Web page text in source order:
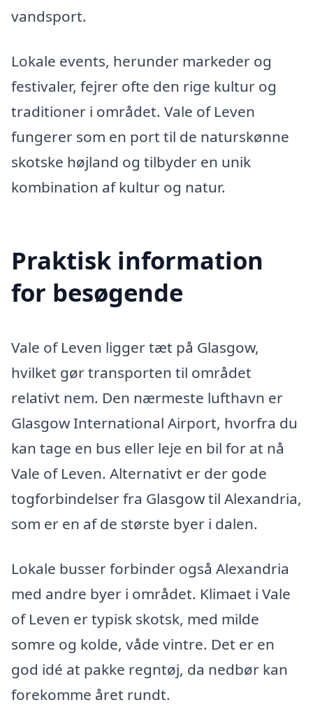
vandsport.
Lokale events, herunder markeder og
festivaler, fejrer ofte den rige kultur og
traditioner i området. Vale of Leven
fungerer som en port til de naturskønne
skotske højland og tilbyder en unik
kombination af kultur og natur.
Praktisk information
for besøgende
Vale of Leven ligger tæt på Glasgow,
hvilket gør transporten til området
relativt nem. Den nærmeste lufthavn er
Glasgow International Airport, hvorfra du
kan tage en bus eller leje en bil for at nå
Vale of Leven. Alternativt er der gode
togforbindelser fra Glasgow til Alexandria,
som er en af de største byer i dalen.
Lokale busser forbinder også Alexandria
med andre byer i området. Klimaet i Vale
of Leven er typisk skotsk, med milde
somre og kolde, våde vintre. Det er en
god idé at pakke regntøj, da nedbør kan
forekomme året rundt.